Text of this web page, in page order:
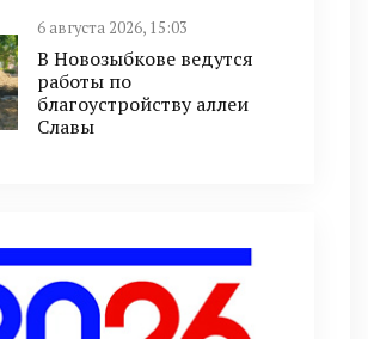
6 августа 2026, 15:03
В Новозыбкове ведутся
работы по
благоустройству аллеи
Славы